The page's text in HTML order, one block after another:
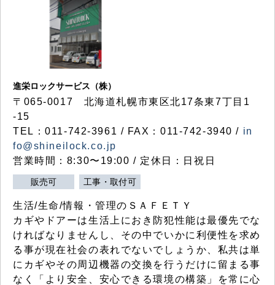
進栄ロックサービス（株）
〒065-0017 北海道札幌市東区北17条東7丁目1
-15
TEL：011-742-3961 / FAX：011-742-3940 / in
fo@shineilock.co.jp
営業時間：8:30〜19:00 / 定休日：日祝日
販売可 工事・取付可
生活/生命/情報・管理のＳＡＦＥＴＹ
カギやドアーは生活上におき防犯性能は最優先でな
ければなりませんし、その中でいかに利便性を求め
る事が現在社会の表れでないでしょうか、私共は単
にカギやその周辺機器の交換を行うだけに留まる事
なく「より安全、安心できる環境の構築」を常に心